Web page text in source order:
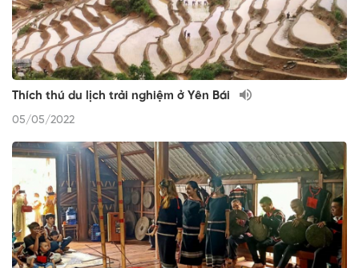
Thích thú du lịch trải nghiệm ở Yên Bái
05/05/2022